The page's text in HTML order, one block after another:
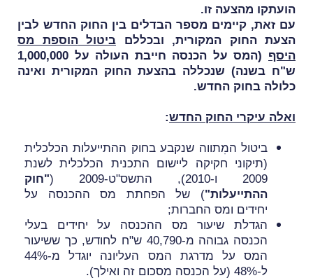
הועתקו מהצעה זו.
עם זאת, קיימים מספר הבדלים בין החוק החדש לבין
הצעת החוק המקורית, ובכללם ביטולהוספת מס
היסף
(המס על הכנסה חייבת העולה על 1,000,000
ש"ח בשנה) שנכללה בהצעת החוק המקורית ואינה
כלולה בחוק החדש.
ואלה עיקרי החוק החדש:
ביטול המִתווה שנקבע בחוק ההתייעלות הכלכלית
(תיקוני חקיקה ליישום התכנית הכלכלית לשנת
2009 ו-2010), התשס"ט-2009 (
"חוק
ההתייעלות") של הפחתת מס ההכנסה על
יחידים ומס החברות;
הגדלת שיעור מס ההכנסה על יחידים בעלי
הכנסה גבוהה מ-40,790 ש"ח לחודש, כך ששיעור
המס על מדרגת המס העליונה יוגדל מ-44%
ל-48% (על הכנסה מסכום זה ואילך).